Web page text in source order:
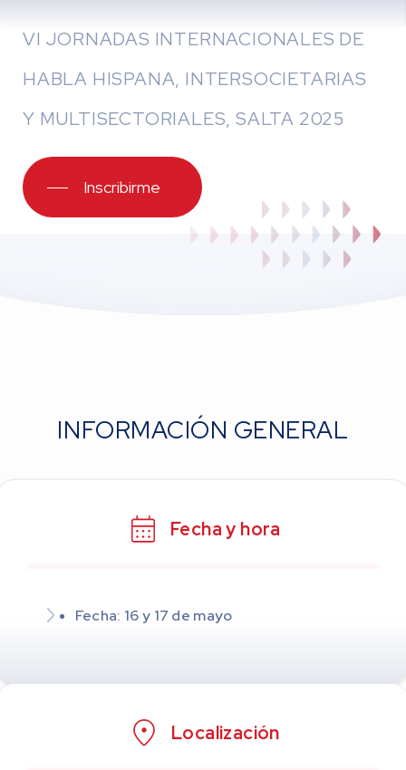
VI JORNADAS INTERNACIONALES DE
HABLA HISPANA, INTERSOCIETARIAS
Y MULTISECTORIALES, SALTA 2025
Inscribirme
INFORMACIÓN GENERAL
Fecha y hora
Fecha: 16 y 17 de mayo
Localización